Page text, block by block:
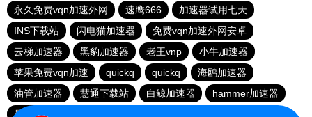
永久免费vqn加速外网
速鹰666
加速器试用七天
INS下载站
闪电猫加速器
免费vqn加速外网安卓
云梯加速器
黑豹加速器 老王vnp
小牛加速器
苹果免费vqn加速
quickq quickq
海鸥加速器
油管加速器
慧通下载站 白鲸加速器
hammer加速器
暴雪加速器vp